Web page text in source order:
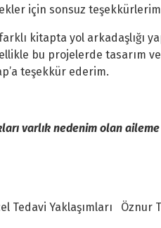
için sonsuz
kitapta yol arkadaşlığı
bu projelerde tasarım
teşekkür ederim.
varlık nedenim olan
Tedavi Yaklaşımları Öznur